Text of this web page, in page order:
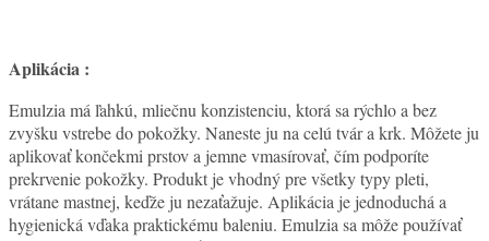
Aplikácia :
Emulzia má ľahkú, mliečnu konzistenciu, ktorá sa rýchlo a bez
zvyšku vstrebe do pokožky. Naneste ju na celú tvár a krk. Môžete ju
aplikovať končekmi prstov a jemne vmasírovať, čím podporíte
prekrvenie pokožky. Produkt je vhodný pre všetky typy pleti,
vrátane mastnej, keďže ju nezaťažuje. Aplikácia je jednoduchá a
hygienická vďaka praktickému baleniu. Emulzia sa môže používať